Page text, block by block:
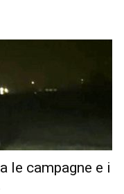
le campagne e i